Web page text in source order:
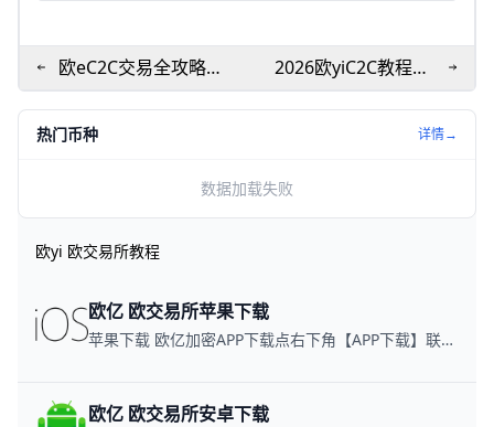
欧eC2C交易全攻略：
新手3分钟看懂买币卖
2026欧yiC2C教程趋
势：手把手教你靠教
热门币种 详情→
数据加载失败
欧yi 欧交易所教程
欧亿 欧交易所苹果下载
苹果下载 欧亿加密APP下载点右下角【APP下载】联系客服 每日更新可用链接
欧亿 欧交易所安卓下载